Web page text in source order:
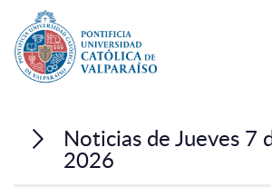
Investigación, Creación e Innovación
Noticias de Jueves 7
2026